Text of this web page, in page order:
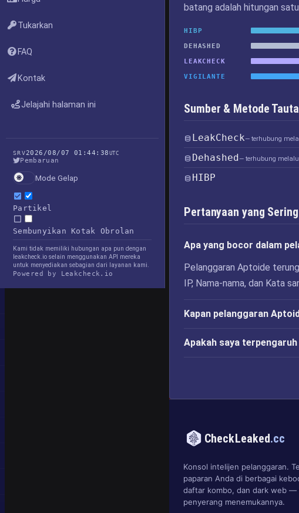
Tukarkan
FAQ
Kontak
Jelajahi halaman ini
SRV2026/08/07 01:44:38UTC
Pembaruan
Mode Gelap
Partikel
Sembunyikan Kotak Obrolan
Kami tidak memiliki hubungan apa pun dengan
leakcheck.io selain menggunakan API mereka
untuk menyediakan sebagian dari layanan kami.
Powered by Leakcheck.io
batang adalah hitungan
HIBP
DEHASHED
LEAKCHECK
VIGILANTE
Sumber & Metode
LeakCheck— terhubung
Dehashed— terhubung
HIBP
Pertanyaan yang
Apa yang bocor dalam
Pelanggaran Aptoide
IP, Nama-nama, dan Kata
Kapan pelanggaran
Apakah saya
CheckLeaked.cc
Konsol intelijen pelanggaran.
paparan Anda di berbagai
daftar kombo, dan dark web —
penyerang menemukannya.